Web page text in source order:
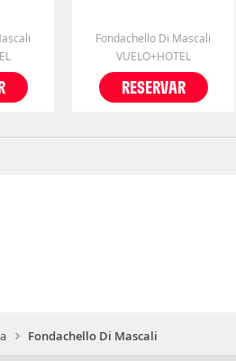
Fondachello Di Mascali
VUELO+HOTEL
RESERVAR
Fondachello Di Mascali